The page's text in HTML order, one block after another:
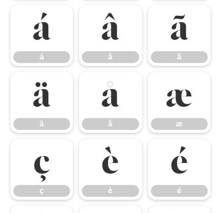
á
á
â
â
ã
ã
ä
ä
å
å
æ
æ
ç
ç
è
è
é
é